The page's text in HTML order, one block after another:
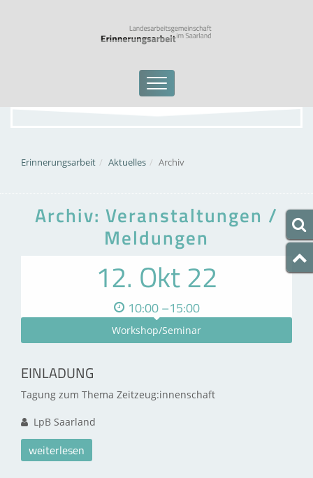
Erinnerungsarbeit Aktuelles Archiv
Archiv: Veranstaltungen /
Meldungen
12. Okt 22
10:00 –15:00
Workshop/Seminar
EINLADUNG
Tagung zum Thema Zeitzeug:innenschaft
LpB Saarland
weiterlesen